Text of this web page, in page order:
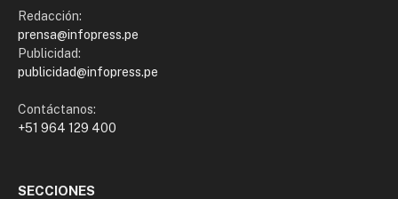
Redacción:
prensa@infopress.pe
Publicidad:
publicidad@infopress.pe
Contáctanos:
+51 964 129 400
SECCIONES